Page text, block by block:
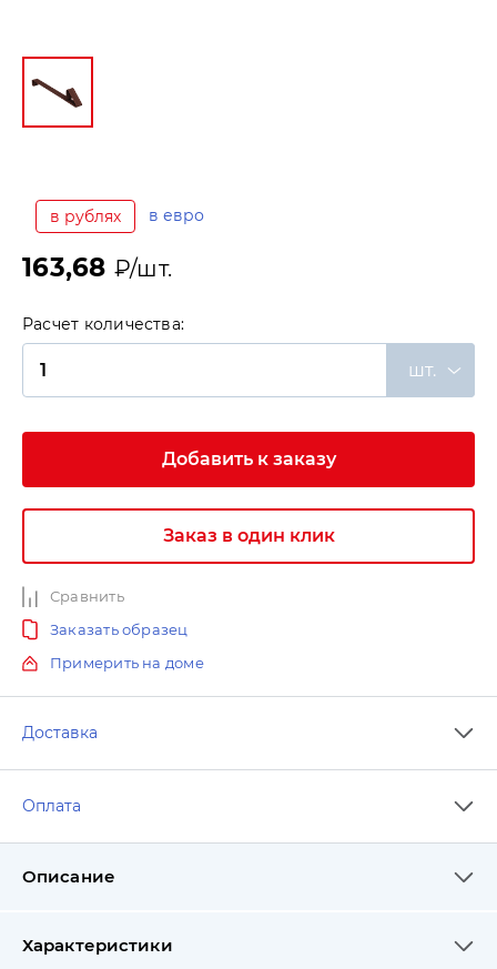
в рублях в евро
163,68 ₽/шт.
Расчет количества:
шт.
Добавить к заказу
Заказ в один клик
Сравнить
Заказать образец
Примерить на доме
Доставка
Оплата
Описание
Характеристики